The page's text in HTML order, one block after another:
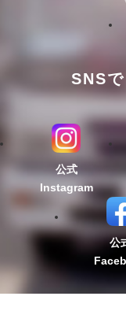
SNS
公式
Instagram
公